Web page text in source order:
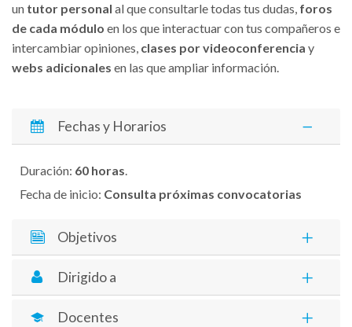
un tutor personal al que consultarle todas tus dudas, foros
de cada módulo en los que interactuar con tus compañeros e
intercambiar opiniones, clases por videoconferencia y
webs adicionales en las que ampliar información.
Fechas y Horarios
Duración: 60 horas.
Fecha de inicio: Consulta próximas convocatorias
Objetivos
Dirigido a
Docentes